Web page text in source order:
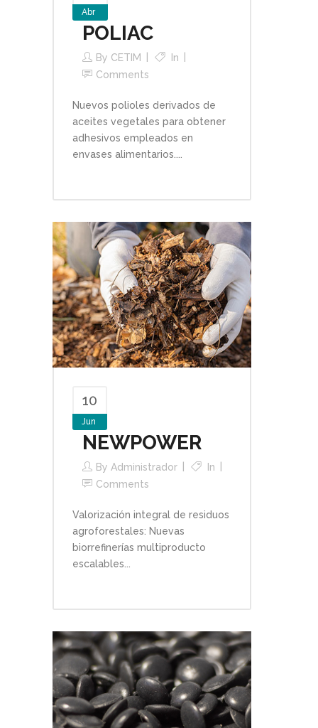
Abr
POLIAC
By CETIM
In
Comments
Nuevos polioles derivados de
aceites vegetales para obtener
adhesivos empleados en
envases alimentarios....
10
Jun
NEWPOWER
By Administrador
In
Comments
Valorización integral de residuos
agroforestales: Nuevas
biorrefinerías multiproducto
escalables...